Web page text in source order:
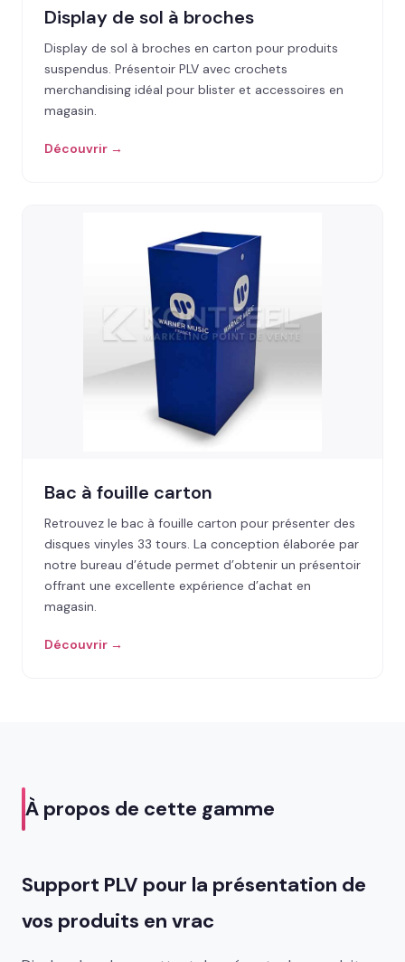
Display de sol à broches
Display de sol à broches en carton pour produits
suspendus. Présentoir PLV avec crochets
merchandising idéal pour blister et accessoires en
magasin.
Découvrir →
Bac à fouille carton
Retrouvez le bac à fouille carton pour présenter des
disques vinyles 33 tours. La conception élaborée par
notre bureau d’étude permet d’obtenir un présentoir
offrant une excellente expérience d’achat en
magasin.
Découvrir →
À propos de cette gamme
Support PLV pour la présentation de
vos produits en vrac